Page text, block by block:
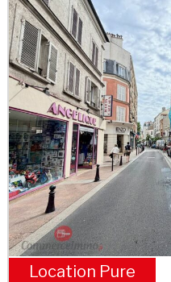
Location Pure